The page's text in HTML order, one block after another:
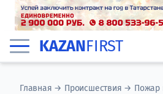
KAZANFIRST
Главная → Происшествия → Пожар